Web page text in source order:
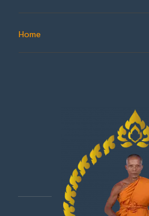
Home